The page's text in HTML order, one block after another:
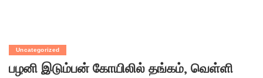
Uncategorized
பழனி இடும்பன் கோயிலில் தங்கம், வெள்ளி